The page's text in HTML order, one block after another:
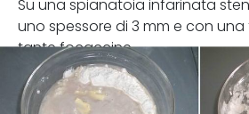
Su una spianatoia infarinata
uno spessore di 3 mm e con
tante focaccine.